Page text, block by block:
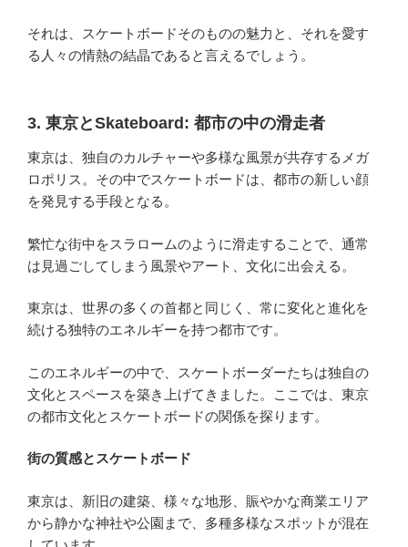
それは、スケートボードそのものの魅力と、それを愛す
る人々の情熱の結晶であると言えるでしょう。
3. 東京とSkateboard: 都市の中の滑走者
東京は、独自のカルチャーや多様な風景が共存するメガ
ロポリス。その中でスケートボードは、都市の新しい顔
を発見する手段となる。
繁忙な街中をスラロームのように滑走することで、通常
は見過ごしてしまう風景やアート、文化に出会える。
東京は、世界の多くの首都と同じく、常に変化と進化を
続ける独特のエネルギーを持つ都市です。
このエネルギーの中で、スケートボーダーたちは独自の
文化とスペースを築き上げてきました。ここでは、東京
の都市文化とスケートボードの関係を探ります。
街の質感とスケートボード
東京は、新旧の建築、様々な地形、賑やかな商業エリア
から静かな神社や公園まで、多種多様なスポットが混在